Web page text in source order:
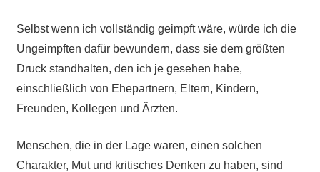
Selbst wenn ich vollständig geimpft wäre, würde ich die
Ungeimpften dafür bewundern, dass sie dem größten
Druck standhalten, den ich je gesehen habe,
einschließlich von Ehepartnern, Eltern, Kindern,
Freunden, Kollegen und Ärzten.
Menschen, die in der Lage waren, einen solchen
Charakter, Mut und kritisches Denken zu haben, sind